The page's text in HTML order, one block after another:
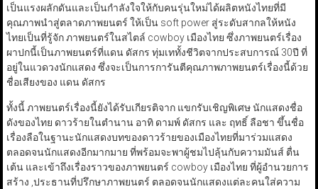
เป็นแรงผลักดันและเป็นกำลังใจให้กับคนรุ่นใหม่ได้ผลิตหนังไทยที่มี
คุณภาพนำสู่ตลาดภาพยนตร์ ให้เป็น soft power สู่ระดับสากลให้หนัง
ไทยเป็นที่รู้จัก ภาพยนตร์ในสไตล์ cowboy เมืองไทย ซึ่งภาพยนตร์เรื่อง
ผาปกนี้เป็นภาพยนตร์ที่แดน ดัสกร ทุ่มเททั้งชีวิตจากประสบการณ์ 30ปี ที่
อยู่ในแวดวงนักแสดง ซึ่งจะเป็นการการันตีคุณภาพภาพยนตร์เรื่องนี้ด้วย
ชื่อเสียงของ แดน ดัสกร
ทั้งนี้ ภาพยนตร์เรื่องนี้ยังได้รับเกียรติจาก แขกรับเชิญพิเศษ นักแสดงชื่อ
ดังของไทย ดาวร้ายในตำนาน อาทิ ดามพ์ ดัสกร และ ฤทธิ์ ลือชา ขึ้นชื่อ
เรื่องลือในฐานะนักแสดงบทของดาวร้ายของเมืองไทยที่มาร่วมแสดง
ตลอดจนนักแสดงอีกมากมาย ที่พร้อมจะพาผู้ชมไปลุ้นกับความมันส์ ตื่น
เต้น และเข้าถึงเรื่องราวของภาพยนตร์ cowboy เมืองไทย ที่ผู้อำนวยการ
สร้าง ,ประธานที่ปรึกษาภาพยนตร์ ตลอดจนนักแสดงแต่ละคนใส่ความ